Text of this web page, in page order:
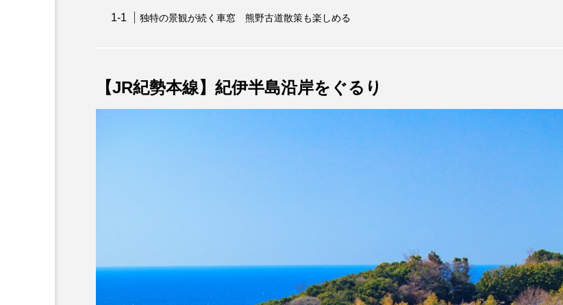
独特の景観が続く車窓 熊野古道散策も楽しめる
【JR紀勢本線】紀伊半島沿岸をぐるり